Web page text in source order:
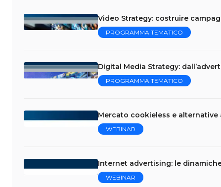
Video Strategy: costruire
PROGRAMMA TEMATICO
Digital Media Strategy:
PROGRAMMA TEMATICO
Mercato cookieless e
WEBINAR
Internet advertising: le
WEBINAR